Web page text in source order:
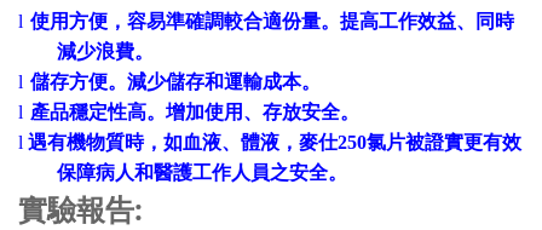
l 使用方便，容易準確調較合適份量。提高工作效益、同時
減少浪費。
l 儲存方便。減少儲存和運輸成本。
l 產品穩定性高。增加使用、 存放安全。
l 遇有機物質時，如血液、體液， 麥仕250氯片被證實更有效
保障病人和醫護工作人員之安全。
實驗報告: